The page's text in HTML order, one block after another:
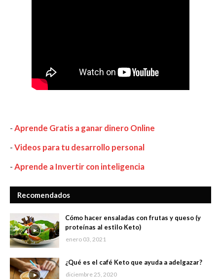
-Aprende Gratis a ganar dinero Online
-Videos para tu desarrollo personal
-Aprende a Invertir con inteligencia
Recomendados
Cómo hacer ensaladas con frutas y queso (y
proteínas al estilo Keto)
enero 03, 2021
¿Qué es el café Keto que ayuda a adelgazar?
diciembre 25, 2020